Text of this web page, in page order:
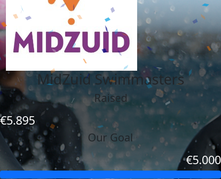
MidZuid Swimmasters
Raised
€5.895
Our Goal
€5.000